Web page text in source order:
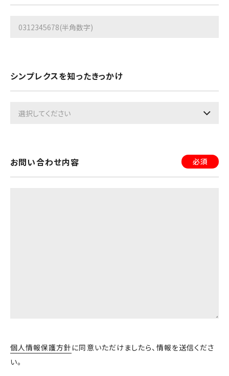
シンプレクスを知ったきっかけ
お問い合わせ内容 必須
個人情報保護方針 に同意いただけましたら、情報を送信くださ
い。